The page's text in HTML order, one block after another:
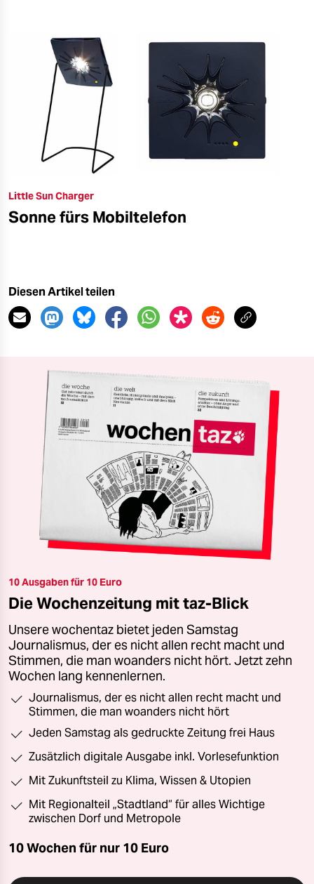
Little Sun Charger
Sonne fürs Mobiltelefon
Diesen Artikel teilen
10 Ausgaben für 10 Euro
Die Wochenzeitung mit taz-Blick
Unsere wochentaz bietet jeden Samstag
Journalismus, der es nicht allen recht macht und
Stimmen, die man woanders nicht hört. Jetzt zehn
Wochen lang kennenlernen.
Journalismus, der es nicht allen recht macht und
Stimmen, die man woanders nicht hört
Jeden Samstag als gedruckte Zeitung frei Haus
Zusätzlich digitale Ausgabe inkl. Vorlesefunktion
Mit Zukunftsteil zu Klima, Wissen & Utopien
Mit Regionalteil „Stadtland“ für alles Wichtige
zwischen Dorf und Metropole
10 Wochen für nur 10 Euro